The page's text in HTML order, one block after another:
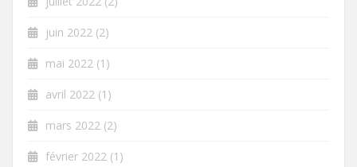
juin 2022 (2)
mai 2022 (1)
avril 2022 (1)
mars 2022 (2)
février 2022 (1)